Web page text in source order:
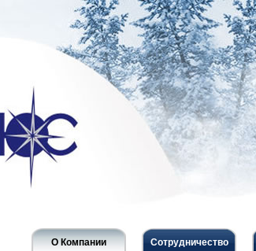
О Компании Сотрудничество